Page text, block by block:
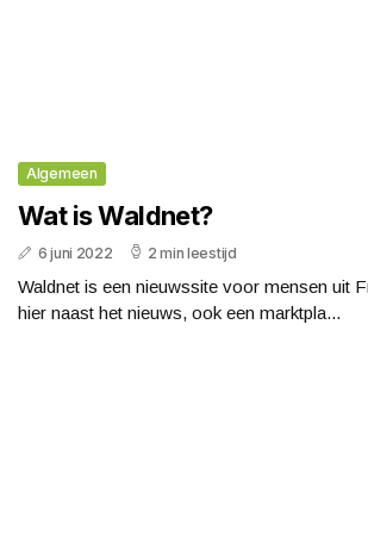
Algemeen
Wat is Waldnet?
6 juni 2022 2 min leestijd
Waldnet is een nieuwssite voor mensen uit
hier naast het nieuws, ook een marktpla...